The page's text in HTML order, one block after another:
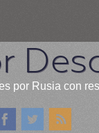
por Rusia con